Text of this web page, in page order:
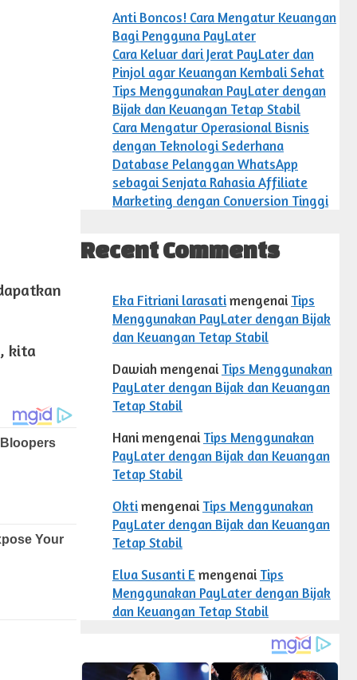
kita
Anti Boncos! Cara Mengatur Keuangan
Bagi Pengguna PayLater
Cara Keluar dari Jerat PayLater dan
Pinjol agar Keuangan Kembali Sehat
Tips Menggunakan PayLater dengan
Bijak dan Keuangan Tetap Stabil
Cara Mengatur Operasional Bisnis
dengan Teknologi Sederhana
Database Pelanggan WhatsApp
sebagai Senjata Rahasia Affiliate
Marketing dengan Conversion Tinggi
Recent Comments
Eka Fitriani larasatimengenai Tips
Menggunakan PayLater dengan Bijak
dan Keuangan Tetap Stabil
Dawiah mengenai Tips Menggunakan
PayLater dengan Bijak dan Keuangan
Tetap Stabil
Hanimengenai Tips Menggunakan
PayLater dengan Bijak dan Keuangan
Tetap Stabil
Oktimengenai Tips Menggunakan
PayLater dengan Bijak dan Keuangan
Tetap Stabil
Elva Susanti E mengenai Tips
Menggunakan PayLater dengan Bijak
dan Keuangan Tetap Stabil